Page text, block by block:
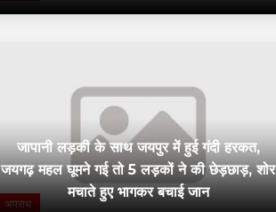
अपराध
जापानी लड़की के साथ जयपुर में हुई गंदी हरकत,
जयगढ़ महल घूमने गई तो 5 लड़कों ने की छेड़छाड़, शोर
मचाते हुए भागकर बचाई जान